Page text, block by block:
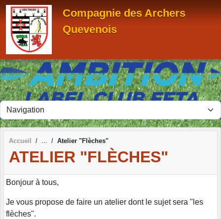
Compagnie des Archers
Quevenois
Accueil Atelier "Flèches"
ATELIER "FLÈCHES"
Bonjour à tous,
Je vous propose de faire un atelier dont le sujet sera "les
flèches".
Panneau de gestion des cookies